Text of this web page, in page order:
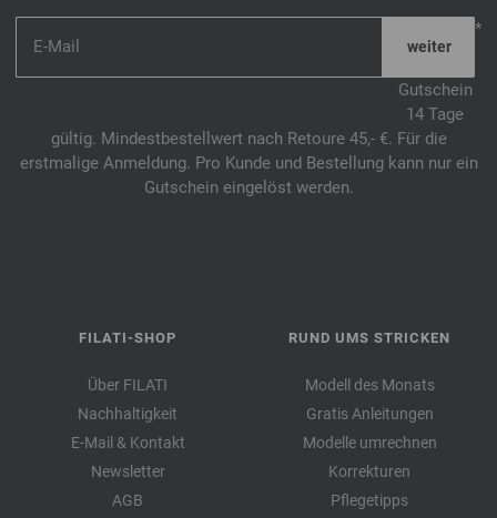
*
Gutschein
14 Tage
gültig. Mindestbestellwert nach Retoure 45,- €. Für die
erstmalige Anmeldung. Pro Kunde und Bestellung kann nur ein
Gutschein eingelöst werden.
FILATI-SHOP
Über FILATI
Nachhaltigkeit
E-Mail & Kontakt
Newsletter
AGB
RUND UMS STRICKEN
Modell des Monats
Gratis Anleitungen
Modelle umrechnen
Korrekturen
Pflegetipps